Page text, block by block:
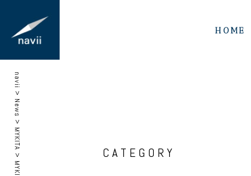
HOME
navii
>
News
>
MYKITA
> CATEGORY